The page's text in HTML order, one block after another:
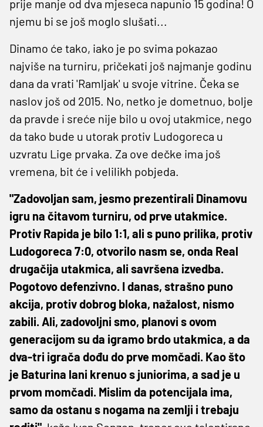
prije manje od dva mjeseca napunio 15 godina! O
njemu bi se još moglo slušati...
Dinamo će tako, iako je po svima pokazao
najviše na turniru, pričekati još najmanje godinu
dana da vrati 'Ramljak' u svoje vitrine. Čeka se
naslov još od 2015. No, netko je dometnuo, bolje
da pravde i sreće nije bilo u ovoj utakmice, nego
da tako bude u utorak protiv Ludogoreca u
uzvratu Lige prvaka. Za ove dečke ima još
vremena, bit će i velilikh pobjeda.
"Zadovoljan sam, jesmo prezentirali Dinamovu
igru na čitavom turniru, od prve utakmice.
Protiv Rapida je bilo 1:1, ali s puno prilika, protiv
Ludogoreca 7:0, otvorilo nasm se, onda Real
drugačija utakmica, ali savršena izvedba.
Pogotovo defenzivno. I danas, strašno puno
akcija, protiv dobrog bloka, nažalost, nismo
zabili. Ali, zadovoljni smo, planovi s ovom
generacijom su da igramo brdo utakmica, a da
dva-tri igrača dođu do prve momčadi. Kao što
je Baturina lani krenuo s juniorima, a sad je u
prvom momčadi. Mislim da potencijala ima,
samo da ostanu s nogama na zemlji i trebaju